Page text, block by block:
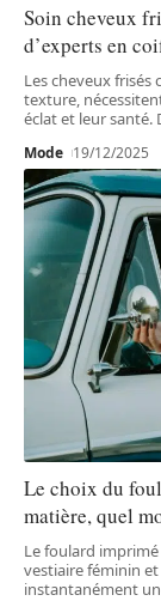
Soin cheveux
d’experts en
Les cheveux
texture,
éclat et leur santé.
Mode 19/12/2025
Le choix du
matière, quel
Le foulard imprimé
vestiaire féminin
instantanément